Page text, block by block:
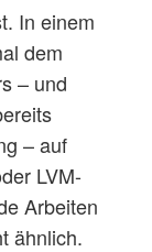
In einem
dem
– und
– auf
LVM-
Arbeiten
ähnlich.